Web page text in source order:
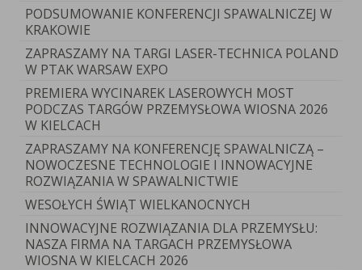
PODSUMOWANIE KONFERENCJI SPAWALNICZEJ W
KRAKOWIE
ZAPRASZAMY NA TARGI LASER-TECHNICA POLAND
W PTAK WARSAW EXPO
PREMIERA WYCINAREK LASEROWYCH MOST
PODCZAS TARGÓW PRZEMYSŁOWA WIOSNA 2026
W KIELCACH
ZAPRASZAMY NA KONFERENCJĘ SPAWALNICZĄ –
NOWOCZESNE TECHNOLOGIE I INNOWACYJNE
ROZWIĄZANIA W SPAWALNICTWIE
WESOŁYCH ŚWIĄT WIELKANOCNYCH
INNOWACYJNE ROZWIĄZANIA DLA PRZEMYSŁU:
NASZA FIRMA NA TARGACH PRZEMYSŁOWA
WIOSNA W KIELCACH 2026